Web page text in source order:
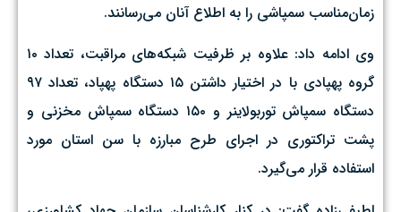
زمان‌مناسب سمپاشی را به اطلاع آنان می‌رسانند.
وی ادامه داد: علاوه بر ظرفیت شبکه‌های مراقبت، تعداد ۱۰
گروه پهپادی با در اختیار داشتن ۱۵ دستگاه پهپاد، تعداد ۹۷
دستگاه سمپاش توربولاینر و ۱۵۰ دستگاه سمپاش مخزنی و
پشت تراکتوری در اجرای طرح مبارزه با سن استان مورد
استفاده قرار می‌گیرد.